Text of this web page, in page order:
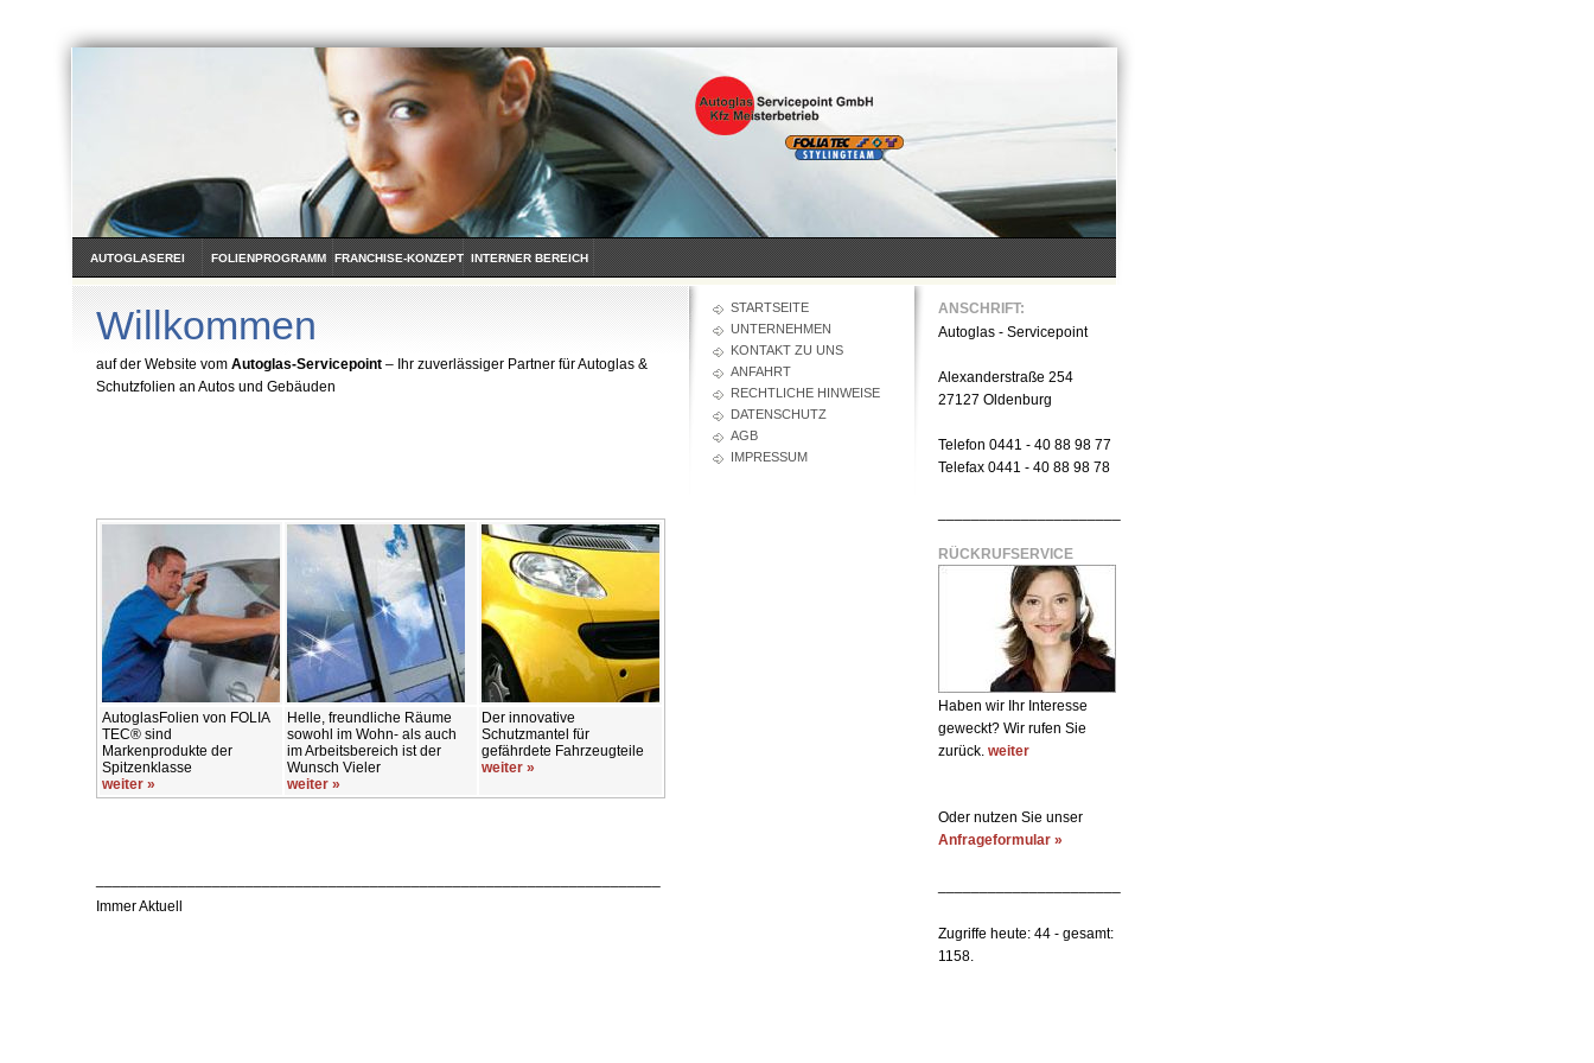
AUTOGLASEREI FOLIENPROGRAMM FRANCHISE-KONZEPT INTERNER BEREICH
STARTSEITE
UNTERNEHMEN
KONTAKT ZU UNS
ANFAHRT
RECHTLICHE HINWEISE
DATENSCHUTZ
AGB
IMPRESSUM
Willkommen
auf der Website vom Autoglas-Servicepoint – Ihr zuverlässiger Partner für Autoglas &
Schutzfolien an Autos und Gebäuden
AutoglasFolien von FOLIA
TEC® sind
Markenprodukte der
Spitzenklasse
weiter »
Helle, freundliche Räume
sowohl im Wohn- als auch
im Arbeitsbereich ist der
Wunsch Vieler
weiter »
Der innovative
Schutzmantel für
gefährdete Fahrzeugteile
weiter »
Immer Aktuell
ANSCHRIFT:
Autoglas - Servicepoint
Alexanderstraße 254
27127 Oldenburg
Telefon 0441 - 40 88 98 77
Telefax 0441 - 40 88 98 78
RÜCKRUFSERVICE
Haben wir Ihr Interesse
geweckt? Wir rufen Sie
zurück. weiter
Oder nutzen Sie unser
Anfrageformular »
Zugriffe heute: 44 - gesamt:
1158.